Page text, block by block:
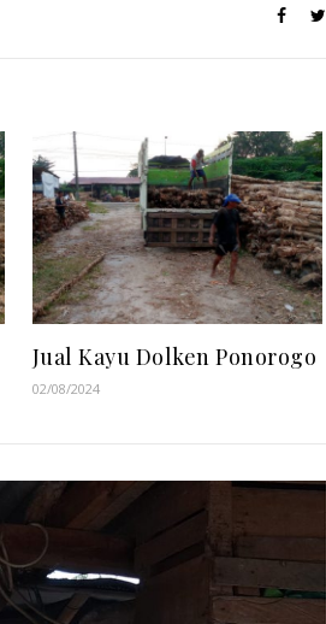
Jual Kayu Dolken Ponorogo
02/08/2024